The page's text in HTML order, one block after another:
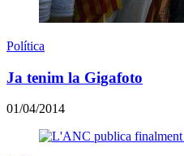
Política
Ja tenim la Gigafoto
01/04/2014